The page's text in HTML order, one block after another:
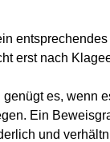
erst nach
genügt es, wenn
Ein
und